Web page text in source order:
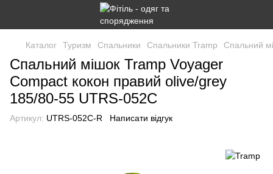
Каталог Туризм Спальники Спальники Tramp Спальний
Спальний мішок Tramp Voyager
Compact кокон правий olive/grey
185/80-55 UTRS-052С
Артикул: UTRS-052C-R Написати відгук